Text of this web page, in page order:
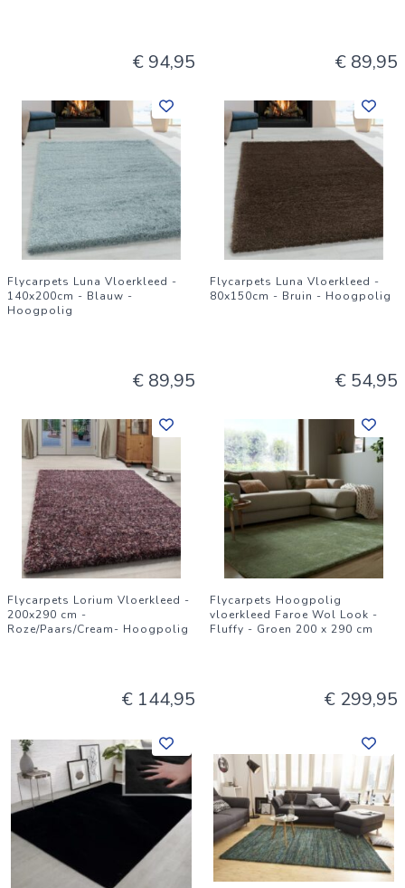
€ 94,95 € 89,95
Flycarpets Luna Vloerkleed -
140x200cm - Blauw -
Hoogpolig
€ 89,95
Flycarpets Luna Vloerkleed -
80x150cm - Bruin - Hoogpolig
€ 54,95
Flycarpets Lorium Vloerkleed -
200x290 cm -
Roze/Paars/Cream- Hoogpolig
€ 144,95
Flycarpets Hoogpolig
vloerkleed Faroe Wol Look -
Fluffy - Groen 200 x 290 cm
€ 299,95